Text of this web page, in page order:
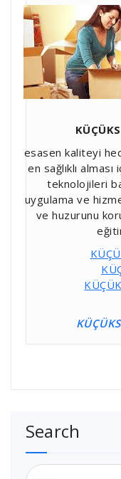
esasen kaliteyi
en sağlıklı
teknolojileri
uygulama ve
ve huzurunu
Search
Arama: